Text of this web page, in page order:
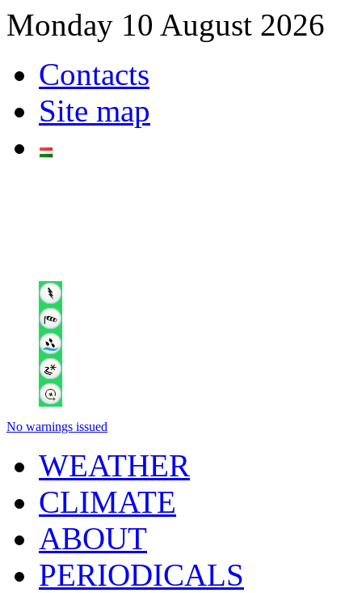
Monday 10 August 2026
Contacts
Site map
No warnings issued
WEATHER
CLIMATE
ABOUT
PERIODICALS